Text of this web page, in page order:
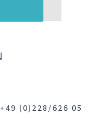
(0)228/626 05